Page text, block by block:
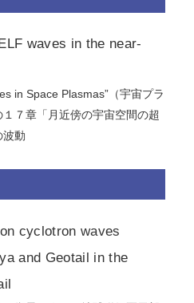
waves in the near-
in Space Plasmas”（宇宙プラ
７章「月近傍の宇宙空間の超
波動
cyclotron waves
and Geotail in the